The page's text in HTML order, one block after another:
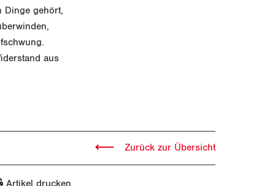
Dinge gehört,
aus
Zurück zur Übersicht
Artikel drucken